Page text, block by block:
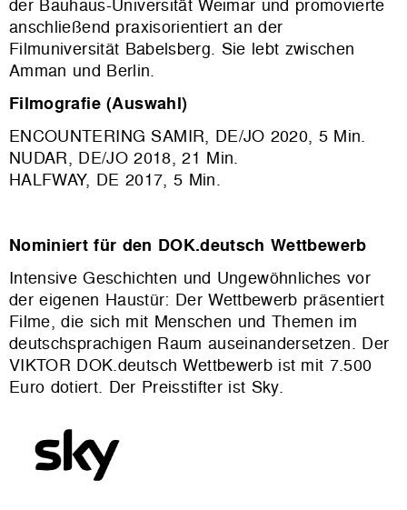
der Bauhaus-Universität Weimar und promovierte
anschließend praxisorientiert an der
Filmuniversität Babelsberg. Sie lebt zwischen
Amman und Berlin.
Filmografie (Auswahl)
ENCOUNTERING SAMIR, DE/JO 2020, 5 Min.
NUDAR, DE/JO 2018, 21 Min.
HALFWAY, DE 2017, 5 Min.
Nominiert für den DOK.deutsch Wettbewerb
Intensive Geschichten und Ungewöhnliches vor
der eigenen Haustür: Der Wettbewerb präsentiert
Filme, die sich mit Menschen und Themen im
deutschsprachigen Raum auseinandersetzen. Der
VIKTOR DOK.deutsch Wettbewerb ist mit 7.500
Euro dotiert. Der Preisstifter ist Sky.